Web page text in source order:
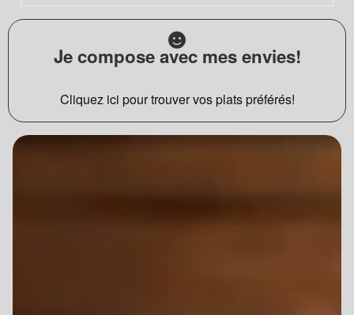
Je compose avec mes envies!
Cliquez ici pour trouver vos plats préférés!